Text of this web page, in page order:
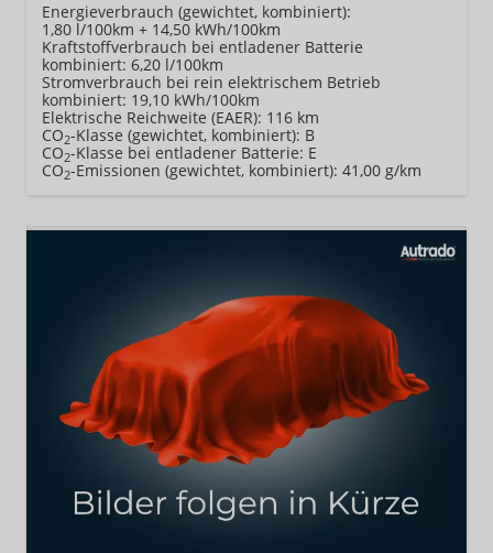
Energieverbrauch (gewichtet, kombiniert):
1,80 l/100km + 14,50 kWh/100km
Kraftstoffverbrauch bei entladener Batterie
kombiniert: 6,20 l/100km
Stromverbrauch bei rein elektrischem Betrieb
kombiniert: 19,10 kWh/100km
Elektrische Reichweite (EAER): 116 km
CO2-Klasse (gewichtet, kombiniert): B
CO2-Klasse bei entladener Batterie: E
CO2-Emissionen (gewichtet, kombiniert): 41,00 g/km